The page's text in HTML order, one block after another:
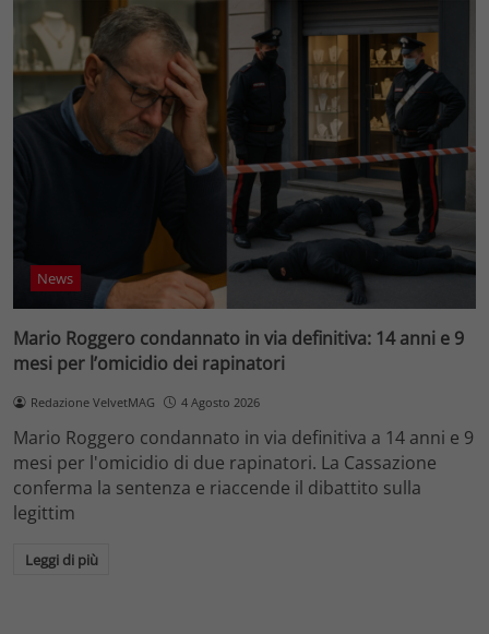
News
Mario Roggero condannato in via definitiva: 14 anni e 9
mesi per l’omicidio dei rapinatori
Redazione VelvetMAG 4 Agosto 2026
Mario Roggero condannato in via definitiva a 14 anni e 9
mesi per l'omicidio di due rapinatori. La Cassazione
conferma la sentenza e riaccende il dibattito sulla
legittim
Leggi di più